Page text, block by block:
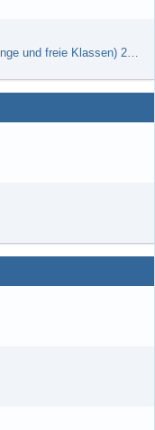
Race Night in Lauba (LRP Offroad Challenge und freie Klassen) 25/26.08